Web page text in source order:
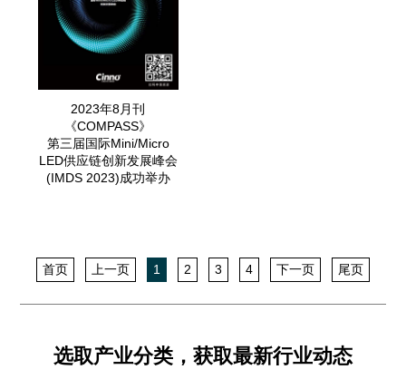
2023年8月刊
《COMPASS》
第三届国际Mini/Micro
LED供应链创新发展峰会
(IMDS 2023)成功举办
首页 上一页 1 2 3 4 下一页 尾页
选取产业分类，获取最新行业动态